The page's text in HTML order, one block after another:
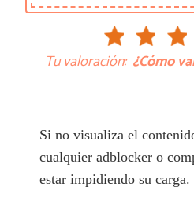
Tu valoración: ¿Cómo
Si no visualiza el
cualquier adblocker o
estar impidiendo su carga.